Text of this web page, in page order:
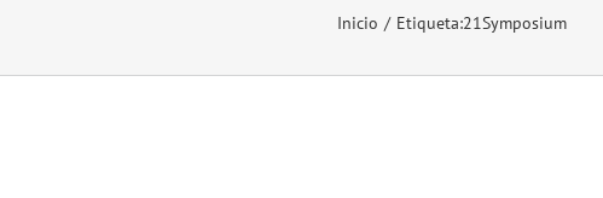
Inicio Etiqueta:21Symposium